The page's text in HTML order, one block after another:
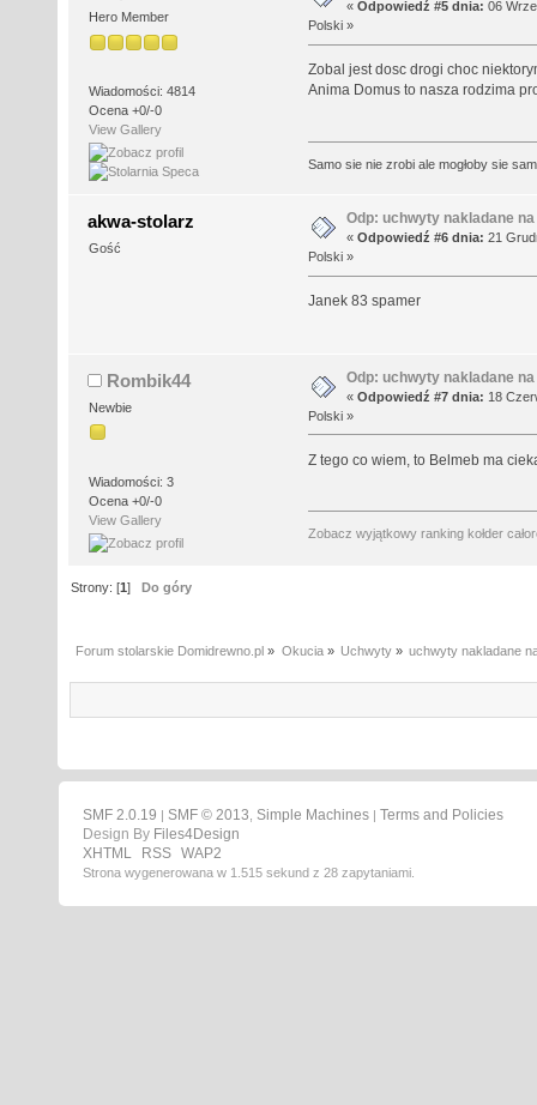
Hero Member
Wiadomości: 4814
Ocena +0/-0
View Gallery
« Odpowiedź #5 dnia: 06
Polski »
Zobal jest dosc drogi choc
Anima Domus to nasza rodzima
Samo sie nie zrobi ale mogłoby sie
akwa-stolarz
Gość
Odp: uchwyty nakladane
« Odpowiedź #6 dnia: 21
Polski »
Janek 83 spamer
Rombik44
Newbie
Wiadomości: 3
Ocena +0/-0
View Gallery
Odp: uchwyty nakladane
« Odpowiedź #7 dnia: 18
Polski »
Z tego co wiem, to Belmeb ma
Zobacz wyjątkowy ranking kołder
Strony: [1]Do góry
Forum stolarskie Domidrewno.pl » Okucia» Uchwyty» uchwyty nakladane
SMF 2.0.19 SMF © 2013 Simple Machines
Terms and Policies
Design By Files4Design
XHTML
RSS WAP2
Strona wygenerowana w 1.515 sekund z 28 zapytaniami.